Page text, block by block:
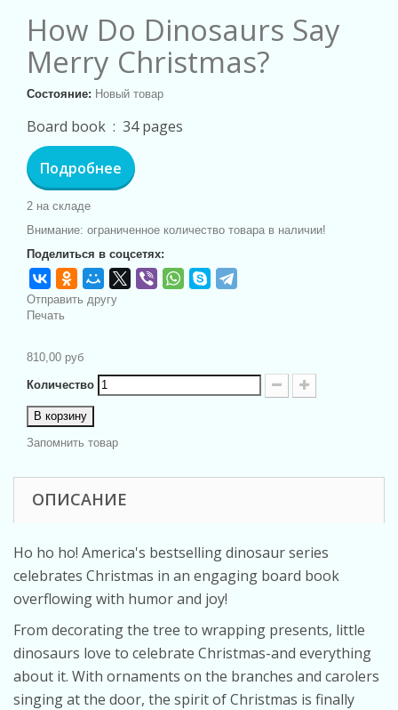
How Do Dinosaurs Say
Merry Christmas?
Состояние: Новый товар
Board book ‏ : ‎ 34 pages
Подробнее
2 на складе
Внимание: ограниченное количество товара в наличии!
Поделиться в соцсетях:
Отправить другу
Печать
810,00 руб
Количество
В корзину
Запомнить товар
ОПИСАНИЕ
Ho ho ho! America's bestselling dinosaur series
celebrates Christmas in an engaging board book
overflowing with humor and joy!
From decorating the tree to wrapping presents, little
dinosaurs love to celebrate Christmas-and everything
about it. With ornaments on the branches and carolers
singing at the door, the spirit of Christmas is finally